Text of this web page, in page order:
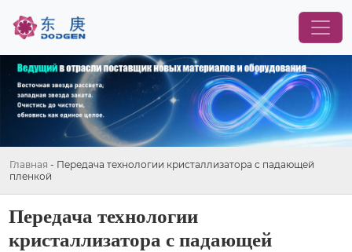
Главная - Передача технологии кристаллизатора с падающей
пленкой
Передача технологии
кристаллизатора с падающей